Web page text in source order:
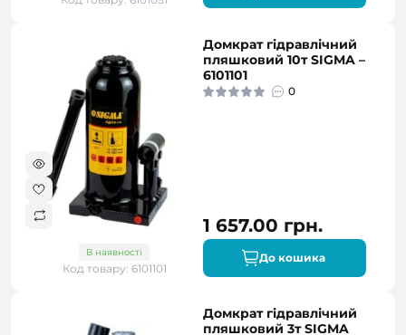
В наявності
Код товару: 6101101
Домкрат гідравлічний
пляшковий 10т SIGMA –
6101101
0
1 657.00 грн.
До кошика
Домкрат гідравлічний
пляшковий 3т SIGMA